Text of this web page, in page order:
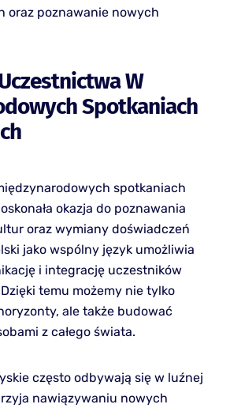
oraz poznawanie nowych
W
Spotkaniach
spotkaniach
okazja do poznawania
oraz wymiany doświadczeń
jako wspólny język umożliwia
i integrację uczestników
temu możemy nie tylko
ale także budować
z całego świata.
często odbywają się w luźnej
nawiązywaniu nowych